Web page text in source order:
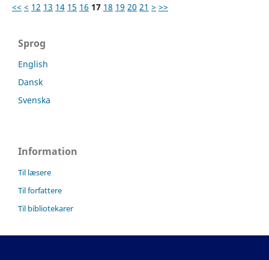
<< < 12 13 14 15 16 17 18 19 20 21 > >>
Sprog
English
Dansk
Svenska
Information
Til læsere
Til forfattere
Til bibliotekarer